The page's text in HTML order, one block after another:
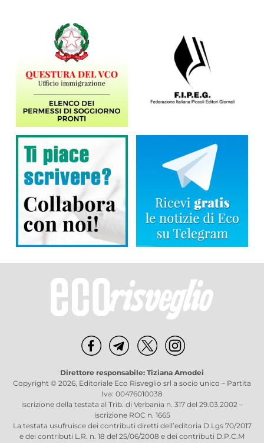
Direttore responsabile: Tiziana Amodei
Copyright © 2026, Editoriale Eco Risveglio srl a socio unico – Partita
Iva: 00476010038
iscrizione della testata al Trib. di Verbania n. 317 del 29.03.2002 –
iscrizione ROC n. 1665
La testata usufruisce dei contributi diretti dell’editoria D.Lgs 70/2017
e dei contributi L.R. n. 18 del 25/06/2008 e dei contributi D.P.C.M